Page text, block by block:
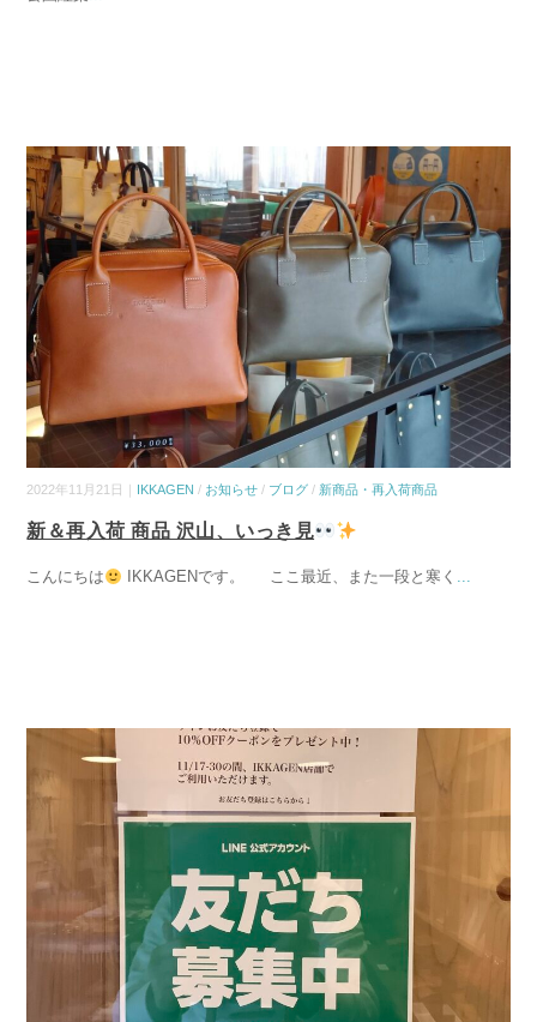
2022年11月21日｜ IKKAGEN / お知らせ / ブログ /新商品・再入荷商品
新＆再入荷 商品 沢山、いっき見
こんにちは IKKAGENです。 ここ最近、また一段と寒く ...